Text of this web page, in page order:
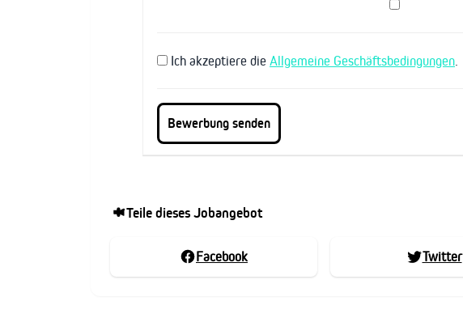
Ich akzeptiere die Allgemeine Geschäftsbedingungen
Teile dieses Jobangebot
Facebook Twitter